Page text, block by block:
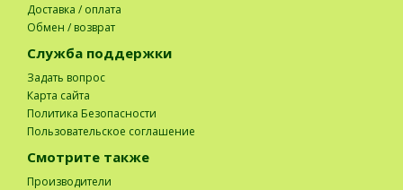
Доставка / оплата
Обмен / возврат
Служба поддержки
Задать вопрос
Карта сайта
Политика Безопасности
Пользовательское соглашение
Смотрите также
Производители